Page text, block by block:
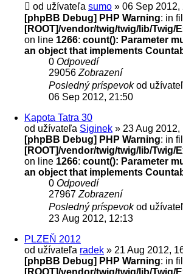
od užívateľa sumo » 06 Sep 2012,
[phpBB Debug] PHP Warning: in
[ROOT]/vendor/twig/twig/lib/Twig/
on line 1266: count(): Parameter
an object that implements
0 Odpovedí
29056 Zobrazení
Posledný príspevokod
06 Sep 2012, 21:50
Kapota Tatra 30
od užívateľa Siginek » 23 Aug 2012,
[phpBB Debug] PHP Warning: in
[ROOT]/vendor/twig/twig/lib/Twig/
on line 1266: count(): Parameter
an object that implements
0 Odpovedí
27967 Zobrazení
Posledný príspevokod
23 Aug 2012, 12:13
PLZEŇ 2012
od užívateľa radek » 21 Aug 2012,
[phpBB Debug] PHP Warning: in
[ROOT]/vendor/twig/twig/lib/Twig/